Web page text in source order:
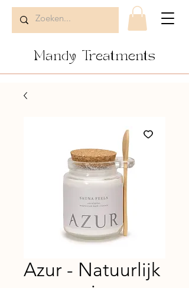
Mandy Treatments
Azur - Natuurlijk